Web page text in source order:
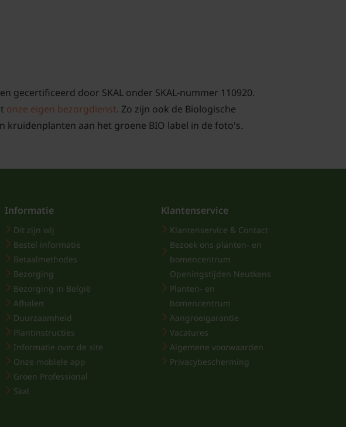
gecertificeerd door SKAL onder SKAL-nummer 110920.
onze eigen bezorgdienst. Zo zijn ook de Biologische
aan het groene BIO label in de foto's.
Informatie
Dit zijn wij
Bestel informatie
Betaalmethodes
Bezorging
Bezorging in België
Afhalen
Duurzaamheid
Plantinstructies
Informatie over de site
Onze mobiele app
Groen Professional
Skal
Klantenservice
Klantenservice & Contact
Bezoek ons planten- en
bomencentrum
Openingstijden Neutkens
Planten- en
bomencentrum
Aangroeigarantie
Vacatures
Algemene voorwaarden
Privacybescherming